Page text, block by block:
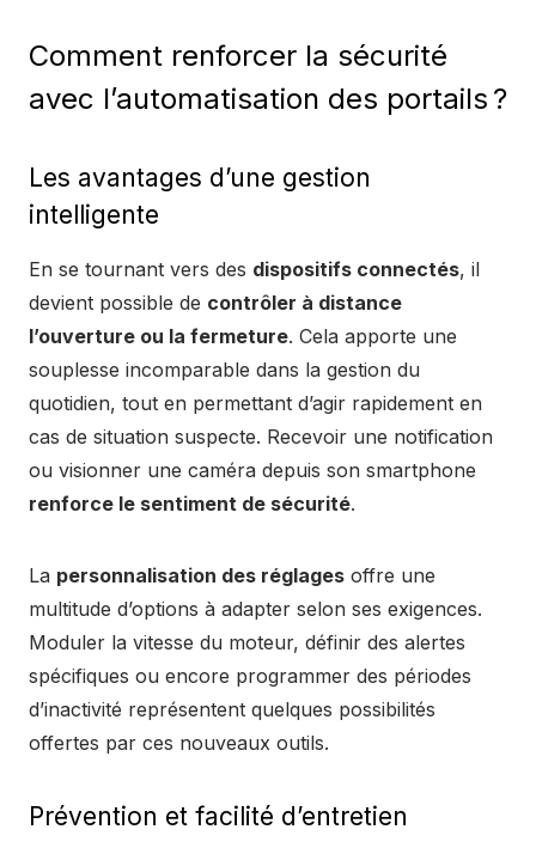
Comment renforcer la sécurité
avec l’automatisation des portails ?
Les avantages d’une gestion
intelligente
En se tournant vers des dispositifs connectés, il
devient possible de contrôler à distance
l’ouverture ou la fermeture. Cela apporte une
souplesse incomparable dans la gestion du
quotidien, tout en permettant d’agir rapidement en
cas de situation suspecte. Recevoir une notification
ou visionner une caméra depuis son smartphone
renforce le sentiment de sécurité.
La personnalisation des réglages offre une
multitude d’options à adapter selon ses exigences.
Moduler la vitesse du moteur, définir des alertes
spécifiques ou encore programmer des périodes
d’inactivité représentent quelques possibilités
offertes par ces nouveaux outils.
Prévention et facilité d’entretien